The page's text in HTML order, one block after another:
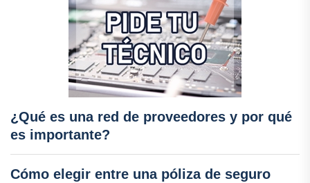
¿Qué es una red de proveedores y por qué
es importante?
Cómo elegir entre una póliza de seguro